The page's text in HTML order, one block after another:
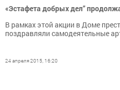
«Эстафета добрых дел”
В рамках этой акции в Доме
поздравляли самодеятельные
24 апреля 2015, 16:20